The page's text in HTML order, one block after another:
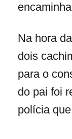
Na hora
dois
para o
do pai foi
polícia